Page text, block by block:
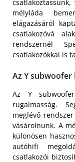
mélyláda
elágazásáról
csatlakozóvá
rendszernél
csatlakozókkal is
Az Y
Az Y
rugalmasság.
meglévő
vásárolnunk. A
különösen
autóhifi
csatlakozói